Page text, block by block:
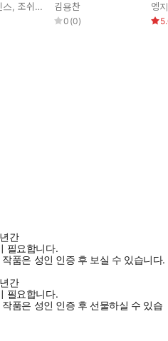
스, 조쉬(김승권) 김용찬
0 (0)
엥
간
필요합니다.
품은 성인 인증 후 보실 수 있습니다.
간
필요합니다.
작품은 성인 인증 후 선물하실 수 있습